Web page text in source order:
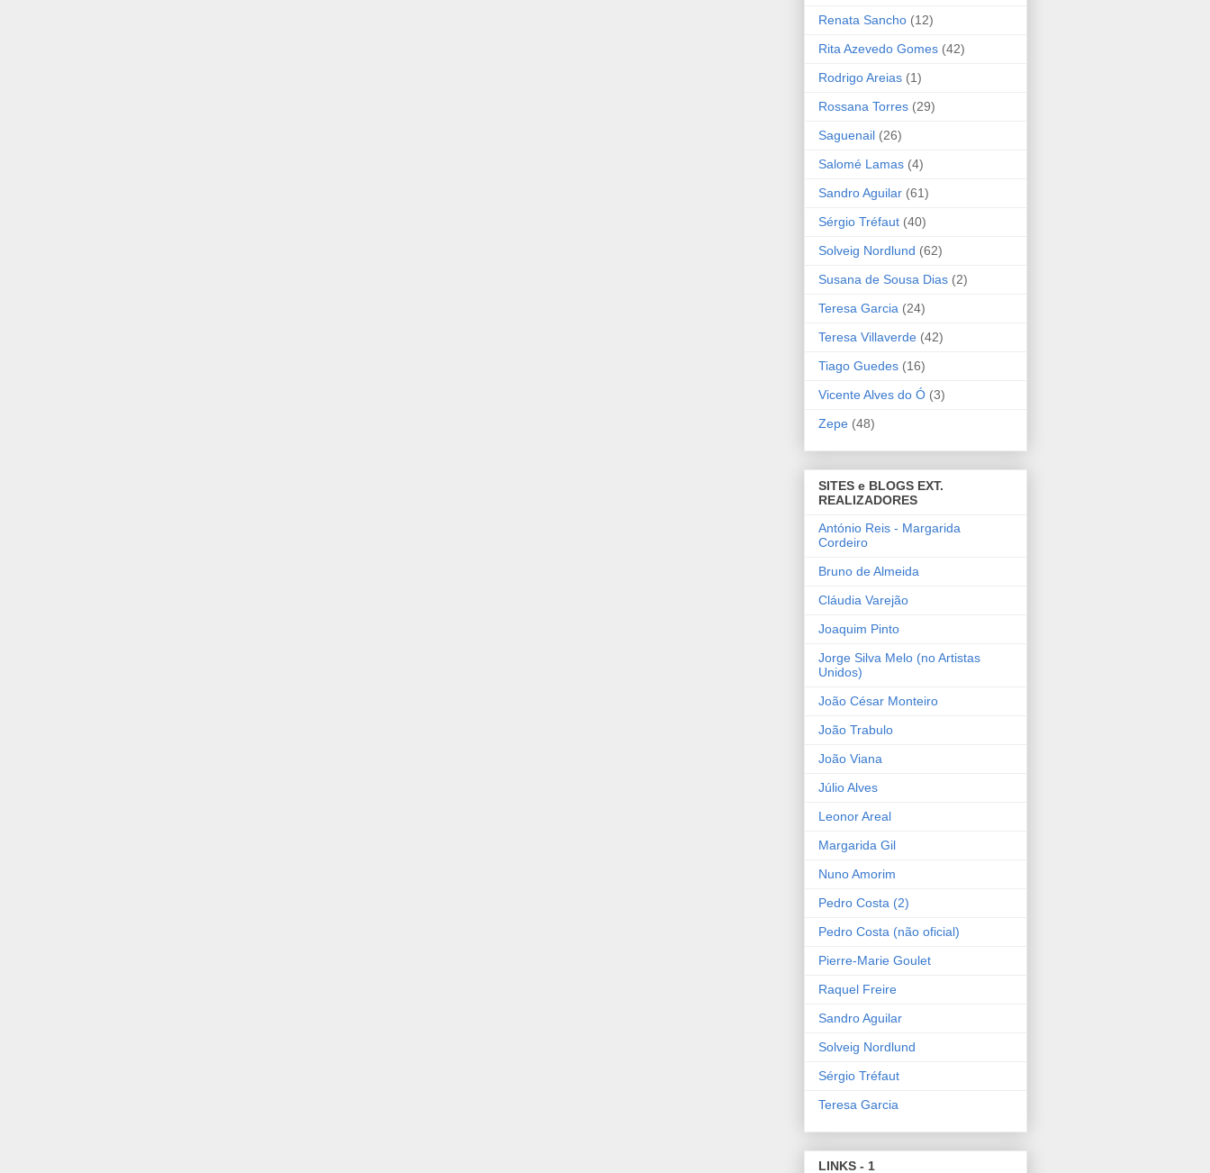
Renata Sancho (12)
Rita Azevedo Gomes (42)
Rodrigo Areias (1)
Rossana Torres (29)
Saguenail (26)
Salomé Lamas (4)
Sandro Aguilar (61)
Sérgio Tréfaut (40)
Solveig Nordlund (62)
Susana de Sousa Dias (2)
Teresa Garcia (24)
Teresa Villaverde (42)
Tiago Guedes (16)
Vicente Alves do Ó (3)
Zepe (48)
SITES e BLOGS EXT.
REALIZADORES
António Reis - Margarida
Cordeiro
Bruno de Almeida
Cláudia Varejão
Joaquim Pinto
Jorge Silva Melo (no Artistas
Unidos)
João César Monteiro
João Trabulo
João Viana
Júlio Alves
Leonor Areal
Margarida Gil
Nuno Amorim
Pedro Costa (2)
Pedro Costa (não oficial)
Pierre-Marie Goulet
Raquel Freire
Sandro Aguilar
Solveig Nordlund
Sérgio Tréfaut
Teresa Garcia
LINKS - 1